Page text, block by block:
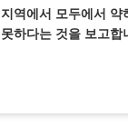
역에서 모두에서 약
하다는 것을 보고합